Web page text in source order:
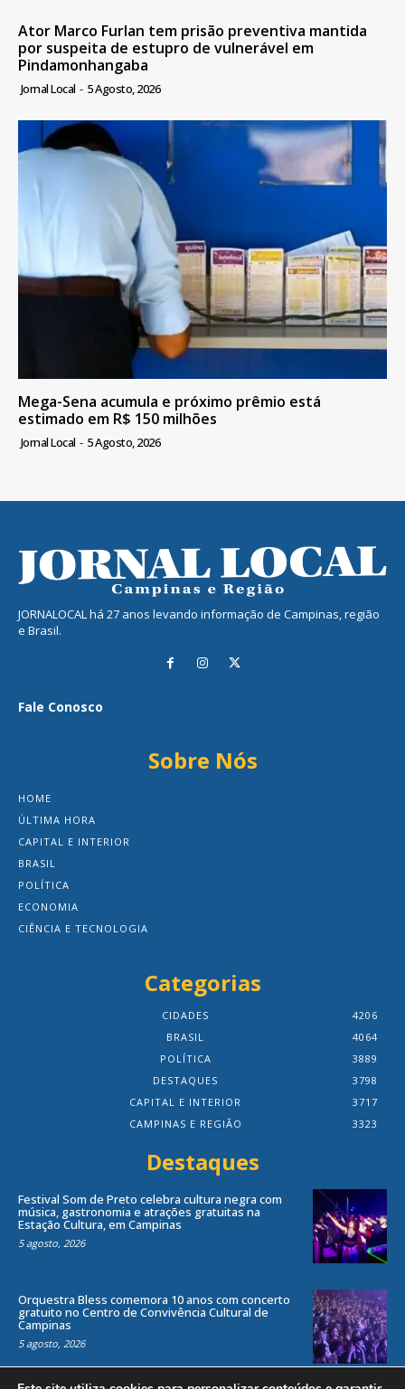
Ator Marco Furlan tem prisão preventiva mantida
por suspeita de estupro de vulnerável em
Pindamonhangaba
Jornal Local - 5 Agosto, 2026
Mega-Sena acumula e próximo prêmio está
estimado em R$ 150 milhões
Jornal Local - 5 Agosto, 2026
JORNALOCAL há 27 anos levando informação de Campinas, região
e Brasil.
Fale Conosco
Sobre Nós
HOME
ÚLTIMA HORA
CAPITAL E INTERIOR
BRASIL
POLÍTICA
ECONOMIA
CIÊNCIA E TECNOLOGIA
Categorias
CIDADES
4206
BRASIL
4064
POLÍTICA
3889
DESTAQUES
3798
CAPITAL E INTERIOR
3717
CAMPINAS E REGIÃO
3323
Destaques
Festival Som de Preto celebra cultura negra com
música, gastronomia e atrações gratuitas na
Estação Cultura, em Campinas
5 agosto, 2026
Orquestra Bless comemora 10 anos com concerto
gratuito no Centro de Convivência Cultural de
Campinas
5 agosto, 2026